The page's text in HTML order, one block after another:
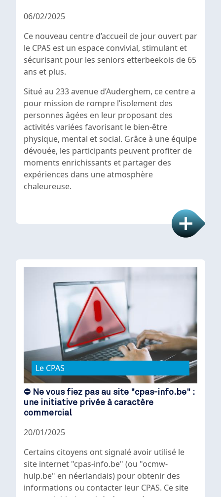
06/02/2025
Ce nouveau centre d’accueil de jour ouvert par
le CPAS est un espace convivial, stimulant et
sécurisant pour les seniors etterbeekois de 65
ans et plus.
Situé au 233 avenue d’Auderghem, ce centre a
pour mission de rompre l’isolement des
personnes âgées en leur proposant des
activités variées favorisant le bien-être
physique, mental et social. Grâce à une équipe
dévouée, les participants peuvent profiter de
moments enrichissants et partager des
expériences dans une atmosphère
chaleureuse.
Le CPAS
⛔ Ne vous fiez pas au site "cpas-info.be" :
une initiative privée à caractère
commercial
20/01/2025
Certains citoyens ont signalé avoir utilisé le
site internet "cpas-info.be" (ou "ocmw-
hulp.be" en néerlandais) pour obtenir des
informations ou contacter leur CPAS. Ce site